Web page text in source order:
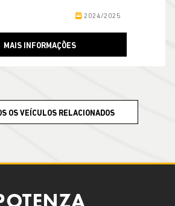
2024/2025
MAIS INFORMAÇÕES
OS VEÍCULOS RELACIONADOS